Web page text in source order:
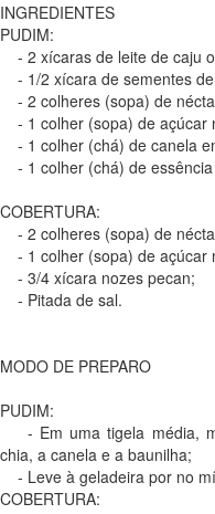
INGREDIENTES
PUDIM:
- 2 xícaras de leite de caju
- 1/2 xícara de sementes
- 2 colheres (sopa) de
- 1 colher (sopa) de açúcar
- 1 colher (chá) de canela
- 1 colher (chá) de
COBERTURA:
- 2 colheres (sopa) de
- 1 colher (sopa) de açúcar
- 3/4 xícara nozes pecan;
- Pitada de sal.
MODO DE PREPARO
PUDIM:
- Em uma tigela média,
chia, a canela e a baunilha;
- Leve à geladeira por no
COBERTURA: